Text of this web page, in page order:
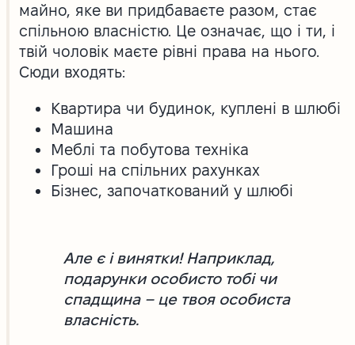
майно, яке ви придбаваєте разом, стає
спільною власністю. Це означає, що і ти, і
твій чоловік маєте рівні права на нього.
Сюди входять:
Квартира чи будинок, куплені в шлюбі
Машина
Меблі та побутова техніка
Гроші на спільних рахунках
Бізнес, започаткований у шлюбі
Але є і винятки! Наприклад,
подарунки особисто тобі чи
спадщина – це твоя особиста
власність.